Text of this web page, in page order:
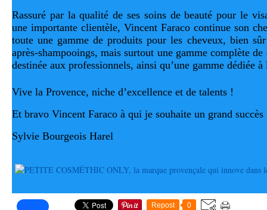
Rassuré par la qualité de ses soins de beauté pour le
une importante clientèle, Vincent Faraco continue son
toute une gamme de produits pour les cheveux, bien
après-shampooings, mais surtout une gamme complète
destinée aux professionnels, ainsi qu’une gamme dédiée
Vive la Provence, niche d’excellence et de talents !
Et bravo Vincent Faraco à qui je souhaite un grand succès
Sylvie Bourgeois Harel
Repost 0